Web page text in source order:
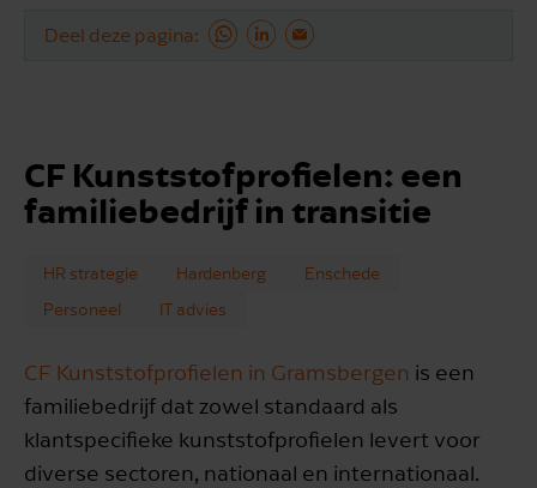
Deel deze pagina
CF Kunststofprofielen: een
familiebedrijf in transitie
HR strategie Hardenberg
Enschede
Personeel
IT advies
CF Kunststofprofielen in Gramsbergen is een
familiebedrijf dat zowel standaard als
klantspecifieke kunststofprofielen levert voor
diverse sectoren, nationaal en internationaal.